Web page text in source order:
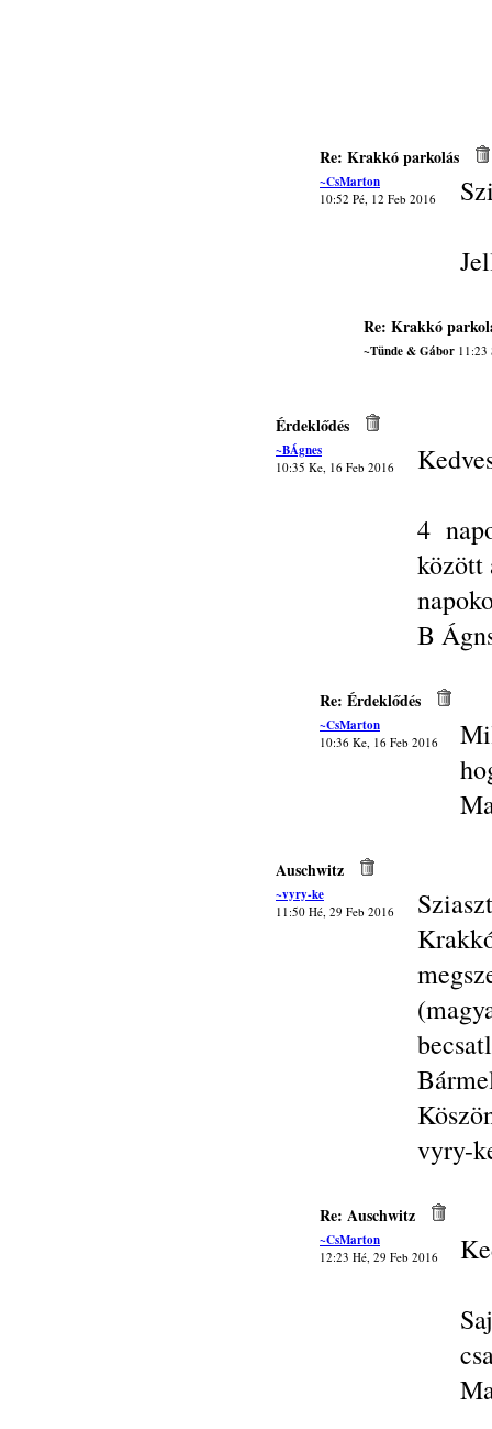
Re: Krakkó parkolás
~CsMarton
10:52 Pé, 12 Feb 2016
Re: Krakkó
~Tünde & Gábor 11:23
Érdeklődés
~BÁgnes
10:35 Ke, 16 Feb 2016
4
között
B
Re: Érdeklődés
~CsMarton
10:36 Ke, 16 Feb 2016
Auschwitz
~vyry-ke
11:50 Hé, 29 Feb 2016
vyry-
Re: Auschwitz
~CsMarton
12:23 Hé, 29 Feb 2016